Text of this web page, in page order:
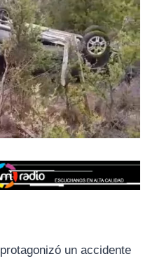
protagonizó un accidente